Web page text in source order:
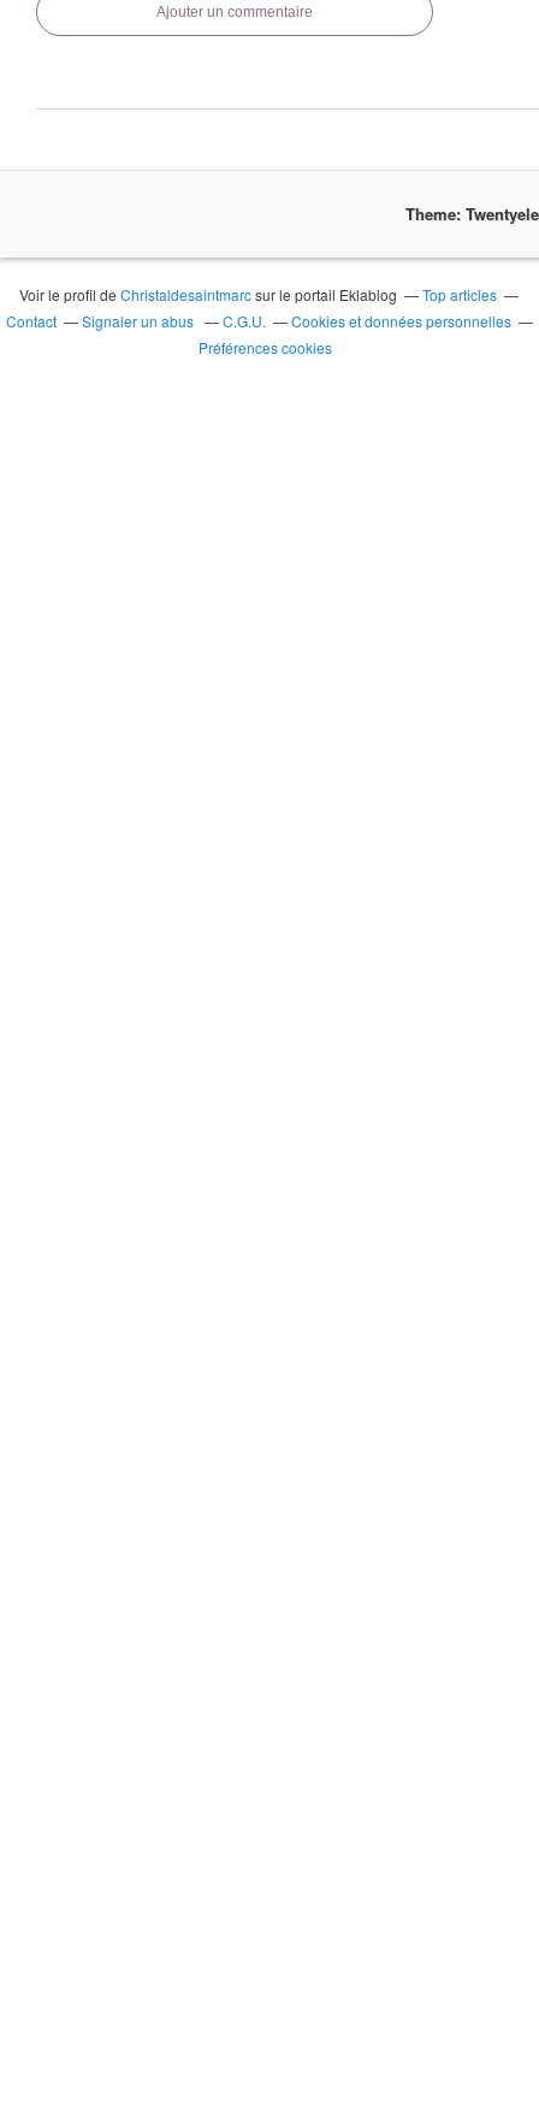
Ajouter un commentaire
Theme:
Voir le profil deChristaldesaintmarcsur le portail Eklablog
Top articles
Contact
Signaler un abus C.G.U.
Cookies et données personnelles
Préférences cookies